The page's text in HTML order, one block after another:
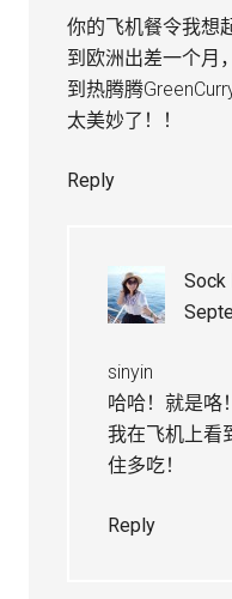
你的飞机餐令我想
到欧洲出差一个月
到热腾腾
太美妙了！！
Reply
Sock
sinyin
哈哈！就是咯
我在飞机上看
住多吃！
Reply